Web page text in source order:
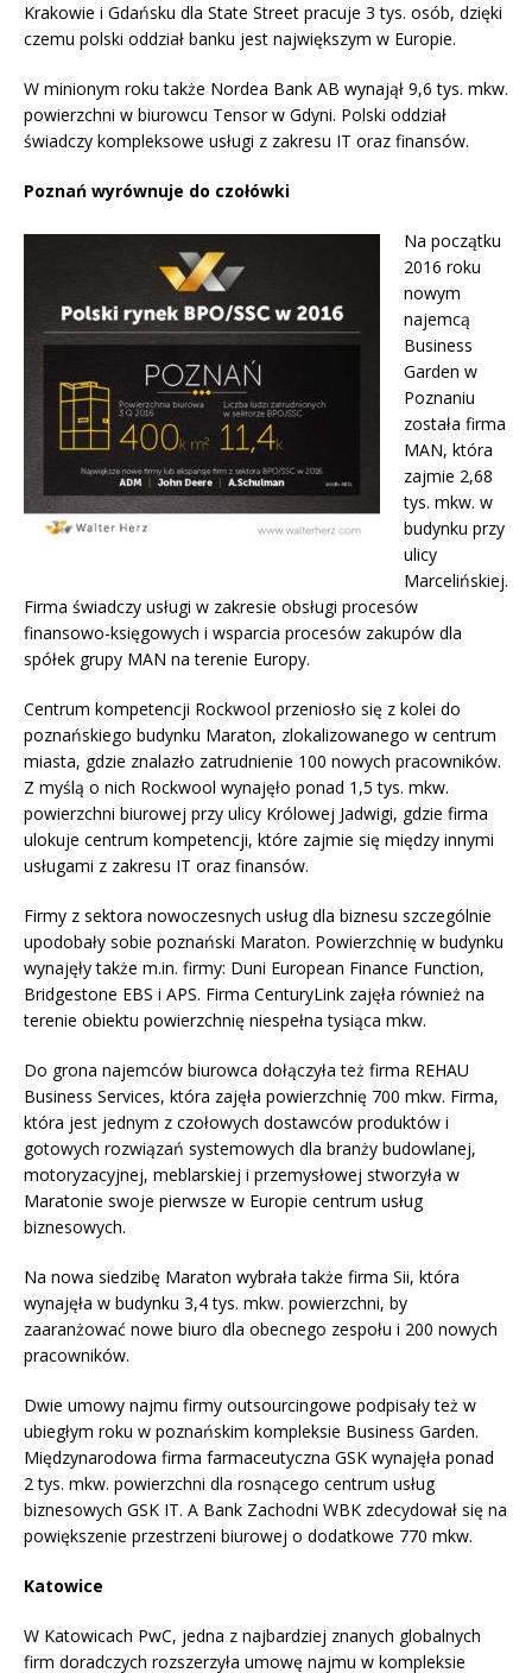
Krakowie i Gdańsku dla State Street pracuje 3 tys. osób, dzięki
czemu polski oddział banku jest największym w Europie.
W minionym roku także Nordea Bank AB wynajął 9,6 tys. mkw.
powierzchni w biurowcu Tensor w Gdyni. Polski oddział
świadczy kompleksowe usługi z zakresu IT oraz finansów.
Poznań wyrównuje do czołówki
Na początku
2016 roku
nowym
najemcą
Business
Garden w
Poznaniu
została firma
MAN, która
zajmie 2,68
tys. mkw. w
budynku przy
ulicy
Marcelińskiej.
Firma świadczy usługi w zakresie obsługi procesów
finansowo-księgowych i wsparcia procesów zakupów dla
spółek grupy MAN na terenie Europy.
Centrum kompetencji Rockwool przeniosło się z kolei do
poznańskiego budynku Maraton, zlokalizowanego w centrum
miasta, gdzie znalazło zatrudnienie 100 nowych pracowników.
Z myślą o nich Rockwool wynajęło ponad 1,5 tys. mkw.
powierzchni biurowej przy ulicy Królowej Jadwigi, gdzie firma
ulokuje centrum kompetencji, które zajmie się między innymi
usługami z zakresu IT oraz finansów.
Firmy z sektora nowoczesnych usług dla biznesu szczególnie
upodobały sobie poznański Maraton. Powierzchnię w budynku
wynajęły także m.in. firmy: Duni European Finance Function,
Bridgestone EBS i APS. Firma CenturyLink zajęła również na
terenie obiektu powierzchnię niespełna tysiąca mkw.
Do grona najemców biurowca dołączyła też firma REHAU
Business Services, która zajęła powierzchnię 700 mkw. Firma,
która jest jednym z czołowych dostawców produktów i
gotowych rozwiązań systemowych dla branży budowlanej,
motoryzacyjnej, meblarskiej i przemysłowej stworzyła w
Maratonie swoje pierwsze w Europie centrum usług
biznesowych.
Na nowa siedzibę Maraton wybrała także firma Sii, która
wynajęła w budynku 3,4 tys. mkw. powierzchni, by
zaaranżować nowe biuro dla obecnego zespołu i 200 nowych
pracowników.
Dwie umowy najmu firmy outsourcingowe podpisały też w
ubiegłym roku w poznańskim kompleksie Business Garden.
Międzynarodowa firma farmaceutyczna GSK wynajęła ponad
2 tys. mkw. powierzchni dla rosnącego centrum usług
biznesowych GSK IT. A Bank Zachodni WBK zdecydował się na
powiększenie przestrzeni biurowej o dodatkowe 770 mkw.
Katowice
W Katowicach PwC, jedna z najbardziej znanych globalnych
firm doradczych rozszerzyła umowę najmu w kompleksie